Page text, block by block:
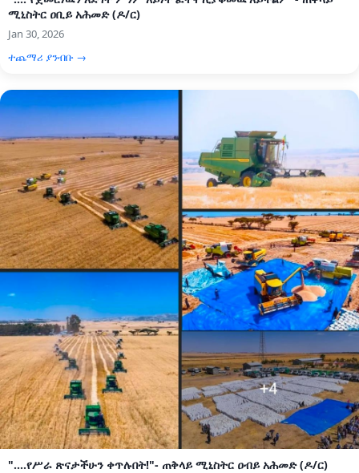
ሚኒስትር ዐቢይ አሕመድ (ዶ/ር)
Jan 30, 2026
ተጨማሪ ያንብቡ →
"....የሥራ ጽናታችሁን ቀጥሉበት!"- ጠቅላይ ሚኒስትር ዐብይ አሕመድ (ዶ/ር)